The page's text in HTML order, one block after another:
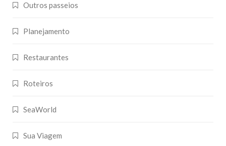
Outros passeios
Planejamento
Restaurantes
Roteiros
SeaWorld
Sua Viagem